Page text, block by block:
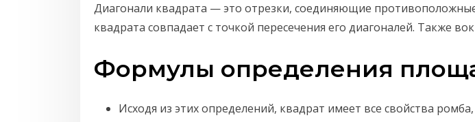
Диагонали квадрата — это отрезки, соединяющие
квадрата совпадает с точкой пересечения его диагоналей. Также
Формулы определения
Исходя из этих определений, квадрат имеет все свойства